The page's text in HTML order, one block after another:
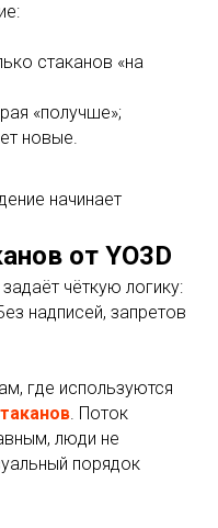
стаканов «на
«получше»;
новые.
начинает
от YO3D
чёткую логику:
надписей, запретов
где используются
в. Поток
люди не
порядок